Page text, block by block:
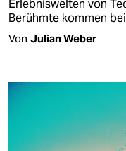
Erlebniswelten von
Berühmte kommen
Von Julian Weber